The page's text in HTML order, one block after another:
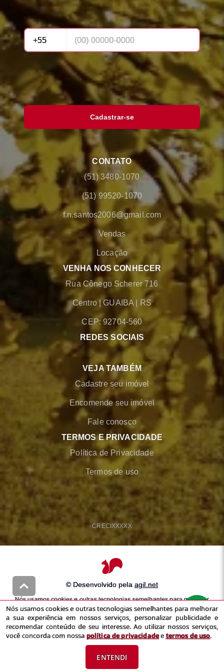
Cadastrar-se
CONTATO
(51) 3480-1070
(51) 99520-1070
f.n.santos2006@gmail.com
Vendas
Locação
VENHA NOS CONHECER
Rua Cônego Scherer 716
Centro |GUAIBA RS
CEP: 92704-560
REDES SOCIAIS
VEJA TAMBÉM
Cadastre seu imóvel
Encomende seu imóvel
Fale conosco
TERMOS E PRIVACIDADE
Política de Privacidade
Termos de uso
CRECIXXXXX
© Desenvolvido pela agil.net
Nós usamos cookies e outras tecnologias semelhantes para melhorar
a sua experiência em nossos serviços, personalizar publicidade e
recomendar conteúdo de seu interesse. Ao utilizar nossos serviços,
você concorda com nossapolítica de privacidadeetermos de uso
Nós usamos cookies e outras tecnologias semelhantes para melhorar
a sua experiência em nossos serviços, personalizar publicidade e
recomendar conteúdo de seu interesse. Ao utilizar nossos serviços,
você concorda com nossa política de privacidadeetermos de uso.
ENTENDI